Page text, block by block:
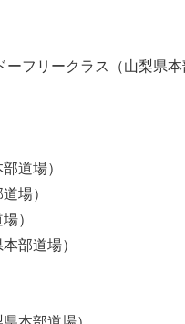
フリークラス（山梨県
道場）
場）
）
部道場）